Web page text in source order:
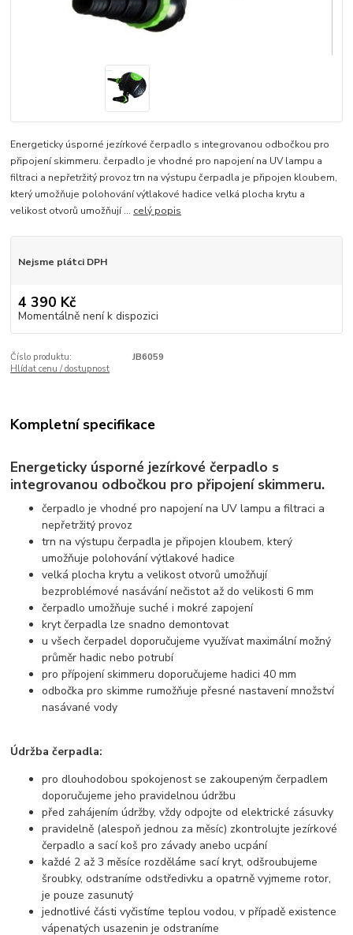
Energeticky úsporné jezírkové čerpadlo s integrovanou odbočkou pro
připojení skimmeru. čerpadlo je vhodné pro napojení na UV lampu a
filtraci a nepřetržitý provoz trn na výstupu čerpadla je připojen kloubem,
který umožňuje polohování výtlakové hadice velká plocha krytu a
velikost otvorů umožňují ... celý popis
Nejsme plátci DPH
4 390 Kč
Momentálně není k dispozici
Číslo produktu:
JB6059
Hlídat cenu / dostupnost
Kompletní specifikace
Energeticky úsporné jezírkové čerpadlo s
integrovanou odbočkou pro připojení skimmeru.
čerpadlo je vhodné pro napojení na UV lampu a filtraci a
nepřetržitý provoz
trn na výstupu čerpadla je připojen kloubem, který
umožňuje polohování výtlakové hadice
velká plocha krytu a velikost otvorů umožňují
bezproblémové nasávání nečistot až do velikosti 6 mm
čerpadlo umožňuje suché i mokré zapojení
kryt čerpadla lze snadno demontovat
u všech čerpadel doporučujeme využívat maximální možný
průměr hadic nebo potrubí
pro přípojení skimmeru doporučujeme hadici 40 mm
odbočka pro skimme rumožňuje přesné nastavení množství
nasávané vody
Údržba čerpadla:
pro dlouhodobou spokojenost se zakoupeným čerpadlem
doporučujeme jeho pravidelnou údržbu
před zahájením údržby, vždy odpojte od elektrické zásuvky
pravidelně (alespoň jednou za měsíc) zkontrolujte jezírkové
čerpadlo a sací koš pro závady anebo ucpání
každé 2 až 3 měsíce rozděláme sací kryt, odšroubujeme
šroubky, odstraníme odstředivku a opatrně vyjmeme rotor,
je pouze zasunutý
jednotlivé části vyčistíme teplou vodou, v případě existence
vápenatých usazenin je odstraníme